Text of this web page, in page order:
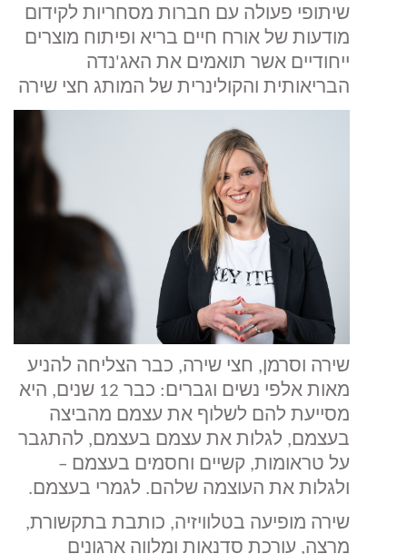
שיתופי פעולה עם חברות מסחריות לקידום
מודעות של אורח חיים בריא ופיתוח מוצרים
ייחודיים אשר תואמים את האג'נדה
הבריאותית והקולינרית של המותג חצי שירה
שירה וסרמן, חצי שירה, כבר הצליחה להניע
מאות אלפי נשים וגברים: כבר 12 שנים, היא
מסייעת להם לשלוף את עצמם מהביצה
בעצמם, לגלות את עצמם בעצמם, להתגבר
על טראומות, קשיים וחסמים בעצמם –
ולגלות את העוצמה שלהם. לגמרי בעצמם.
שירה מופיעה בטלוויזיה, כותבת בתקשורת,
מרצה, עורכת סדנאות ומלווה ארגונים